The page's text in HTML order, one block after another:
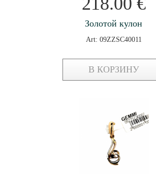
Золотой кулон
Art: 09ZZSC40011
В КОРЗИНУ